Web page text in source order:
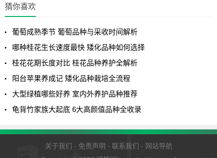
价值，为身体健康加分。
关内容，希望对您有所帮助！
猜你喜欢
葡萄成熟季节 葡萄品种与采收时间解析
哪种桂花生长速度最快 矮化品种如何选择
桂花花期长度对比 桂花品种养护全解析
阳台苹果养成记 矮化品种栽培全流程
大型绿植哪些好养 室内外养护品种推荐
龟背竹家族大起底 6大高颜值品种全收录
关于我们 - 免责声明 - 联系我们 - 网站导航